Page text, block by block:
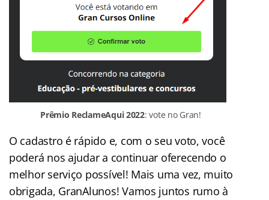
Prêmio ReclameAqui 2022: vote no Gran!
O cadastro é rápido e, com o seu voto, você
poderá nos ajudar a continuar oferecendo o
melhor serviço possível! Mais uma vez, muito
obrigada, GranAlunos! Vamos juntos rumo à